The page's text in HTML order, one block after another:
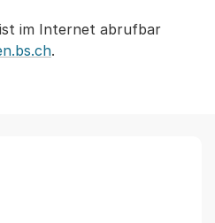
im Internet abrufbar
.